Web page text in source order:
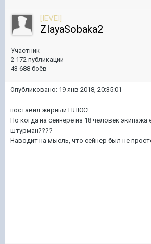
[IEVEI]
ZlayaSobaka2
Участник
2 172 публикации
43 688 боёв
Опубликовано: 19 янв 2018, 20:35:01
поставил жирный ПЛЮС!
Но когда на сейнере из 18 человек экипажа
штурман????
Наводит на мысль, что сейнер был не